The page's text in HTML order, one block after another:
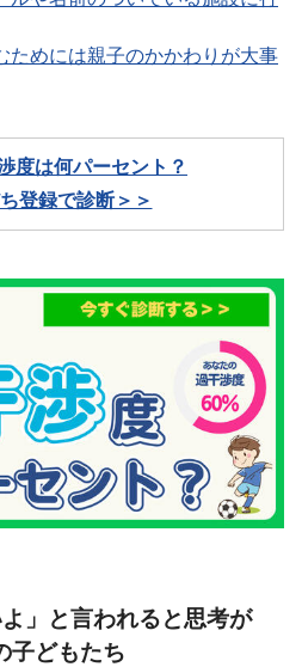
ためには親子のかかわりが大事
度は何パーセント？
登録で診断＞＞
」と言われると思考が
子どもたち